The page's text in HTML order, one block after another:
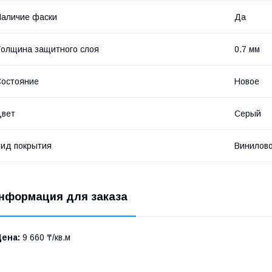
фаски Да
защитного слоя 0.7 мм
Новое
Серый
покрытия
для заказа
9 660 ₸/кв.м